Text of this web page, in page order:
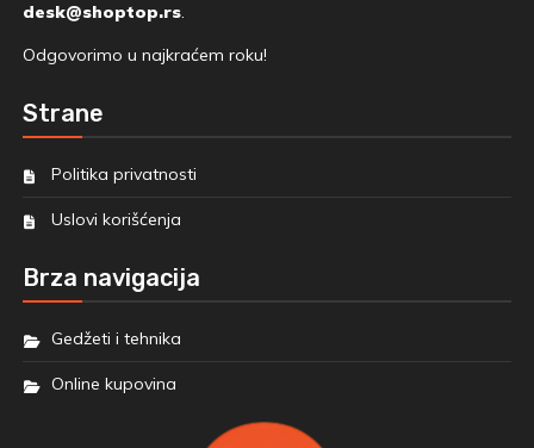
desk@shoptop.rs.
Odgovorimo u najkraćem roku!
Strane
Politika privatnosti
Uslovi korišćenja
Brza navigacija
Gedžeti i tehnika
Online kupovina